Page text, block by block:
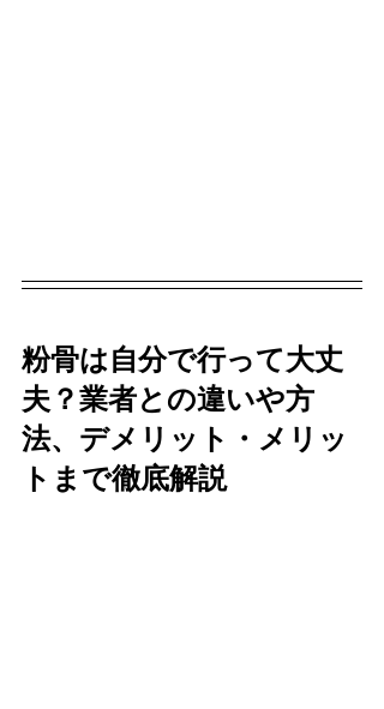
粉骨は自分で行って大丈
夫？業者との違いや方
法、デメリット・メリッ
トまで徹底解説